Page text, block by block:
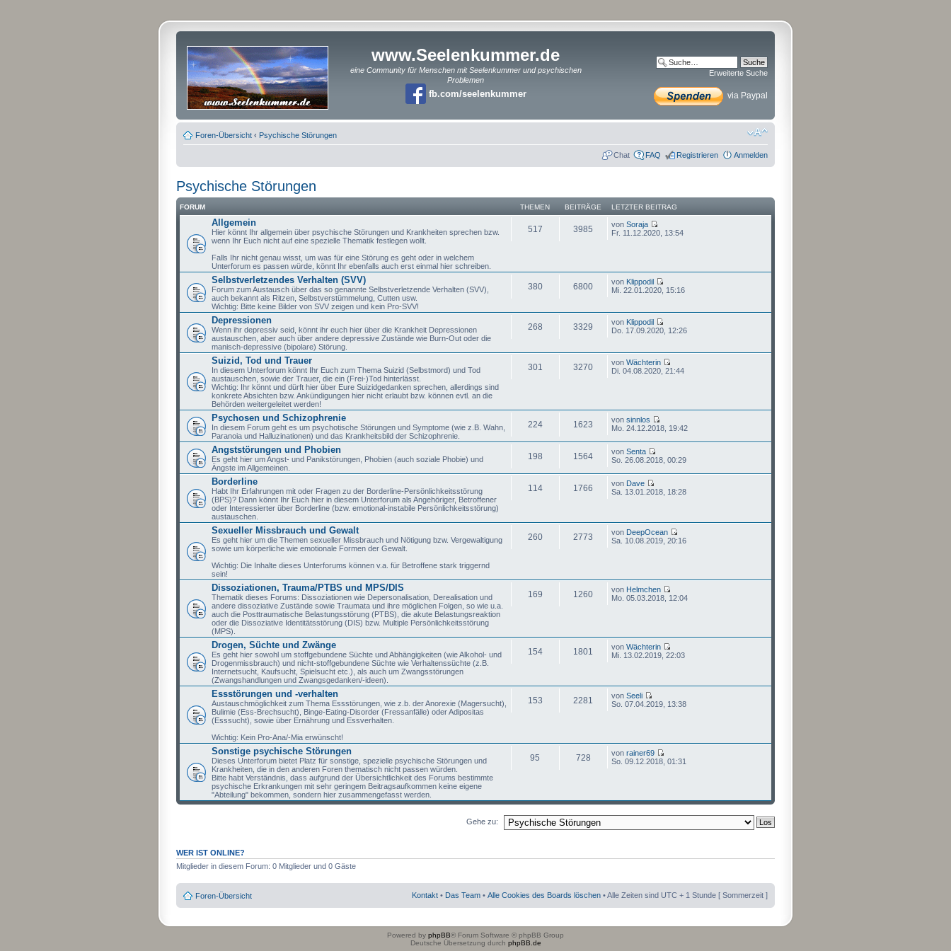
www.Seelenkummer.de
eine Community für Menschen mit Seelenkummer und psychischen
Problemen
fb.com/seelenkummer
Erweiterte Suche
via Paypal
Foren-Übersicht ‹ Psychische Störungen
Chat FAQ Registrieren Anmelden
Psychische Störungen
FORUM THEMEN BEITRÄGE LETZTER BEITRAG
Allgemein
Hier könnt Ihr allgemein über psychische Störungen und Krankheiten sprechen bzw.
wenn Ihr Euch nicht auf eine spezielle Thematik festlegen wollt.
Falls Ihr nicht genau wisst, um was für eine Störung es geht oder in welchem
Unterforum es passen würde, könnt Ihr ebenfalls auch erst einmal hier schreiben.
517 3985 von Soraja
Fr. 11.12.2020, 13:54
Selbstverletzendes Verhalten (SVV)
Forum zum Austausch über das so genannte Selbstverletzende Verhalten (SVV),
auch bekannt als Ritzen, Selbstverstümmelung, Cutten usw.
Wichtig: Bitte keine Bilder von SVV zeigen und kein Pro-SVV!
380 6800 von Klippodil
Mi. 22.01.2020, 15:16
Depressionen
Wenn ihr depressiv seid, könnt ihr euch hier über die Krankheit Depressionen
austauschen, aber auch über andere depressive Zustände wie Burn-Out oder die
manisch-depressive (bipolare) Störung.
268 3329 von Klippodil
Do. 17.09.2020, 12:26
Suizid, Tod und Trauer
In diesem Unterforum könnt Ihr Euch zum Thema Suizid (Selbstmord) und Tod
austauschen, sowie der Trauer, die ein (Frei-)Tod hinterlässt.
Wichtig: Ihr könnt und dürft hier über Eure Suizidgedanken sprechen, allerdings sind
konkrete Absichten bzw. Ankündigungen hier nicht erlaubt bzw. können evtl. an die
Behörden weitergeleitet werden!
301 3270 von Wächterin
Di. 04.08.2020, 21:44
Psychosen und Schizophrenie
In diesem Forum geht es um psychotische Störungen und Symptome (wie z.B. Wahn,
Paranoia und Halluzinationen) und das Krankheitsbild der Schizophrenie.
224 1623 von sinnlos
Mo. 24.12.2018, 19:42
Angststörungen und Phobien
Es geht hier um Angst- und Panikstörungen, Phobien (auch soziale Phobie) und
Ängste im Allgemeinen.
198 1564 von Senta
So. 26.08.2018, 00:29
Borderline
Habt Ihr Erfahrungen mit oder Fragen zu der Borderline-Persönlichkeitsstörung
(BPS)? Dann könnt Ihr Euch hier in diesem Unterforum als Angehöriger, Betroffener
oder Interessierter über Borderline (bzw. emotional-instabile Persönlichkeitsstörung)
austauschen.
114 1766 von Dave
Sa. 13.01.2018, 18:28
Sexueller Missbrauch und Gewalt
Es geht hier um die Themen sexueller Missbrauch und Nötigung bzw. Vergewaltigung
sowie um körperliche wie emotionale Formen der Gewalt.
Wichtig: Die Inhalte dieses Unterforums können v.a. für Betroffene stark triggernd
sein!
260 2773 von DeepOcean
Sa. 10.08.2019, 20:16
Dissoziationen, Trauma/PTBS und MPS/DIS
Thematik dieses Forums: Dissoziationen wie Depersonalisation, Derealisation und
andere dissoziative Zustände sowie Traumata und ihre möglichen Folgen, so wie u.a.
auch die Posttraumatische Belastungsstörung (PTBS), die akute Belastungsreaktion
oder die Dissoziative Identitätsstörung (DIS) bzw. Multiple Persönlichkeitsstörung
(MPS).
169 1260 von Helmchen
Mo. 05.03.2018, 12:04
Drogen, Süchte und Zwänge
Es geht hier sowohl um stoffgebundene Süchte und Abhängigkeiten (wie Alkohol- und
Drogenmissbrauch) und nicht-stoffgebundene Süchte wie Verhaltenssüchte (z.B.
Internetsucht, Kaufsucht, Spielsucht etc.), als auch um Zwangsstörungen
(Zwangshandlungen und Zwangsgedanken/-ideen).
154 1801 von Wächterin
Mi. 13.02.2019, 22:03
Essstörungen und -verhalten
Austauschmöglichkeit zum Thema Essstörungen, wie z.b. der Anorexie (Magersucht),
Bulimie (Ess-Brechsucht), Binge-Eating-Disorder (Fressanfälle) oder Adipositas
(Esssucht), sowie über Ernährung und Essverhalten.
Wichtig: Kein Pro-Ana/-Mia erwünscht!
153 2281 von Seeli
So. 07.04.2019, 13:38
Sonstige psychische Störungen
Dieses Unterforum bietet Platz für sonstige, spezielle psychische Störungen und
Krankheiten, die in den anderen Foren thematisch nicht passen würden.
Bitte habt Verständnis, dass aufgrund der Übersichtlichkeit des Forums bestimmte
psychische Erkrankungen mit sehr geringem Beitragsaufkommen keine eigene
"Abteilung" bekommen, sondern hier zusammengefasst werden.
95 728 von rainer69
So. 09.12.2018, 01:31
Gehe zu:
WER IST ONLINE?
Mitglieder in diesem Forum: 0 Mitglieder und 0 Gäste
Foren-Übersicht Kontakt • Das Team • Alle Cookies des Boards löschen • Alle Zeiten sind UTC + 1 Stunde [ Sommerzeit ]
Powered by phpBB® Forum Software © phpBB Group
Deutsche Übersetzung durch phpBB.de